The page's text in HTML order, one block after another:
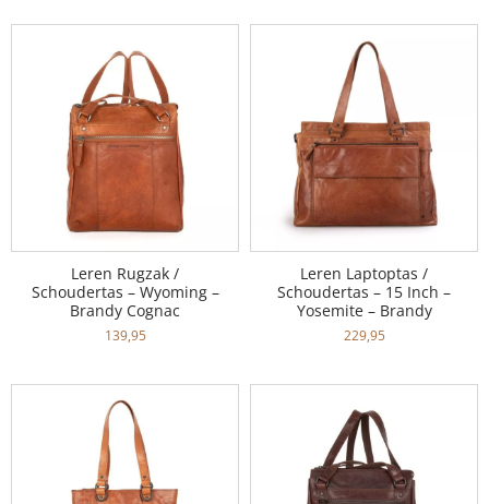
Leren Rugzak /
Schoudertas – Wyoming –
Brandy Cognac
139,95
Leren Laptoptas /
Schoudertas – 15 Inch –
Yosemite – Brandy
229,95